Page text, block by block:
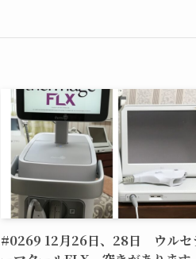
#0269 12月26日、28日 ウルセ